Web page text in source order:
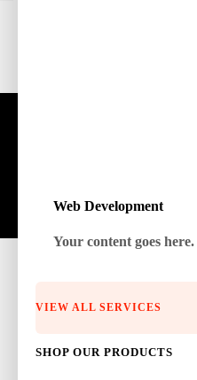
Web Development
Your content goes
VIEW ALL SERVICES
SHOP OUR PRODUCTS